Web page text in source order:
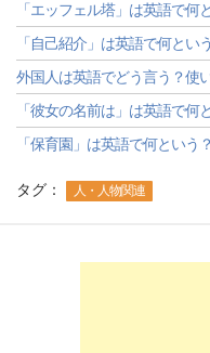
「エッフェル塔」は英語で何
「自己紹介」は英語で何とい
外国人は英語でどう言う？使
「彼女の名前は」は英語で何
「保育園」は英語で何という
タグ： 人・人物関連